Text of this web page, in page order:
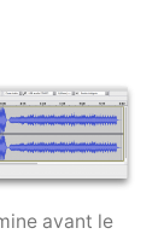
avant le